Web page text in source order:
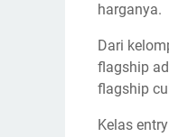
harganya.
Dari
flagship
flagship
Kelas